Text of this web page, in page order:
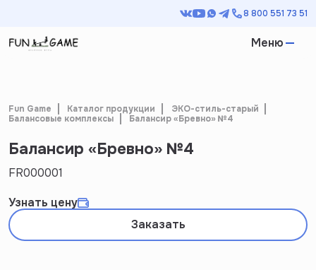
8 800 551 73 51
Меню
Fun Game Каталог продукции
ЭКО-стиль-старый
Балансовые комплексы
Балансир «Бревно» №4
Балансир «Бревно» №4
FR000001
Узнать цену
Заказать